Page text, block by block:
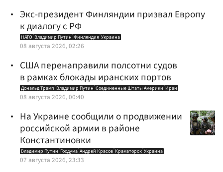
Экс-президент Финляндии призвал Европу
к диалогу с РФ
НАТО Владимир Путин Финляндия Украина
08 августа 2026, 02:26
США перенаправили полсотни судов
в рамках блокады иранских портов
Дональд Трамп Владимир Путин Соединенные Штаты Америки Иран
08 августа 2026, 00:40
На Украине сообщили о продвижении
российской армии в районе
Константиновки
Владимир Путин Госдума Андрей Красов Краматорск Украина
07 августа 2026, 23:33